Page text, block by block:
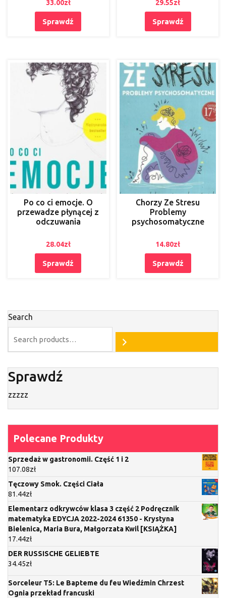
33.00zł
Sprawdź
29.55zł
Sprawdź
Po co ci emocje. O
przewadze płynącej z
odczuwania
28.04zł
Sprawdź
Chorzy Ze Stresu
Problemy
psychosomatyczne
14.80zł
Sprawdź
Search
Sprawdź
zzzzz
Polecane Produkty
Sprzedaż w gastronomii. Część 1 i 2
107.08zł
Tęczowy Smok. Części Ciała
81.44zł
Elementarz odkrywców klasa 3 część 2 Podręcznik
matematyka EDYCJA 2022-2024 61350 - Krystyna
Bielenica, Maria Bura, Małgorzata Kwil [KSIĄŻKA]
17.44zł
DER RUSSISCHE GELIEBTE
34.45zł
Sorceleur T5: Le Bapteme du feu Wiedźmin Chrzest
Ognia przekład francuski